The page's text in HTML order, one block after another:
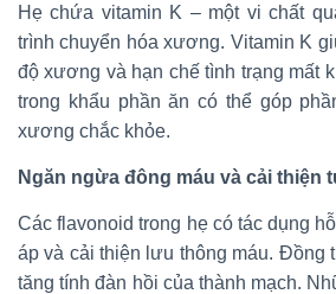
Hẹ chứa vitamin K – một vi chất
trình chuyển hóa xương. Vitamin K
độ xương và hạn chế tình trạng mất
trong khẩu phần ăn có thể góp
xương chắc khỏe.
Ngăn ngừa đông máu và cải thiện
Các flavonoid trong hẹ có tác dụng
áp và cải thiện lưu thông máu. Đồng
tăng tính đàn hồi của thành mạch.